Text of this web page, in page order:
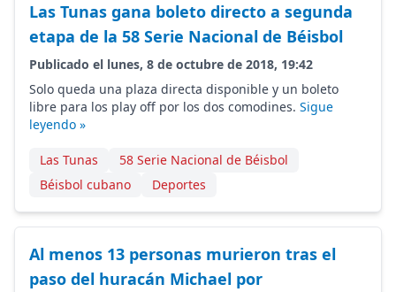
Las Tunas gana boleto directo a segunda
etapa de la 58 Serie Nacional de Béisbol
Publicado el lunes, 8 de octubre de 2018, 19:42
Solo queda una plaza directa disponible y un boleto
libre para los play off por los dos comodines. Sigue
leyendo »
Las Tunas
58 Serie Nacional de Béisbol
Béisbol cubano
Deportes
Al menos 13 personas murieron tras el
paso del huracán Michael por